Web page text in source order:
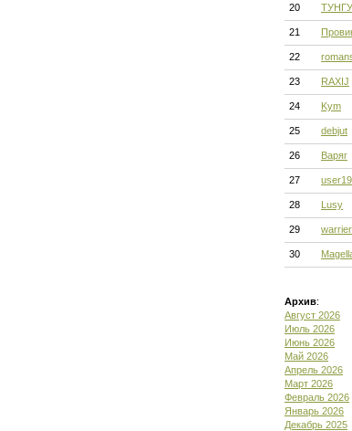
20
21
22
23 RAXIJ
24 Kym
25 debjut
26 Варяг
27
28 Lusy
29 warrier
30
Архив:
Август 2026
Июль 2026
Июнь 2026
Май 2026
Апрель 2026
Март 2026
Февраль 2026
Январь 2026
Декабрь 2025